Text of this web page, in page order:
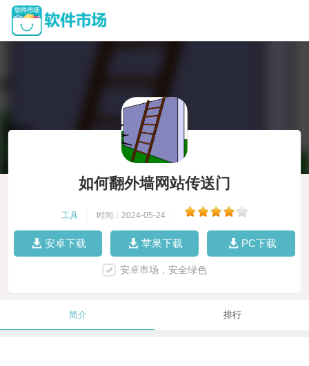
如何翻外墙网站传送门
工具 时间：2024-05-24
安卓下载 苹果下载 PC下载
安卓市场，安全绿色
简介 排行